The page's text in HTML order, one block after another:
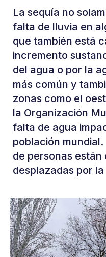
La sequía no
falta de lluvia en
que también está
incremento
del agua o por la
más común y
zonas como el
la Organización
falta de agua
población
de personas están
desplazadas por